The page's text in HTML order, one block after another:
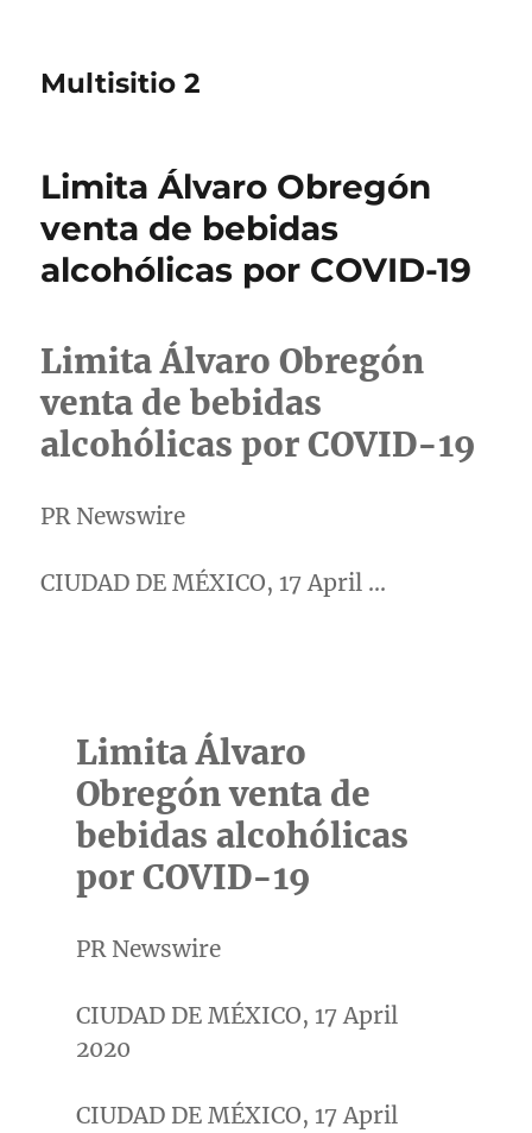
Multisitio 2
Limita Álvaro Obregón
venta de bebidas
alcohólicas por COVID-19
Limita Álvaro Obregón
venta de bebidas
alcohólicas por COVID-19
PR Newswire
CIUDAD DE MÉXICO, 17 April …
Limita Álvaro
Obregón venta de
bebidas alcohólicas
por COVID-19
PR Newswire
CIUDAD DE MÉXICO, 17 April
2020
CIUDAD DE MÉXICO, 17 April